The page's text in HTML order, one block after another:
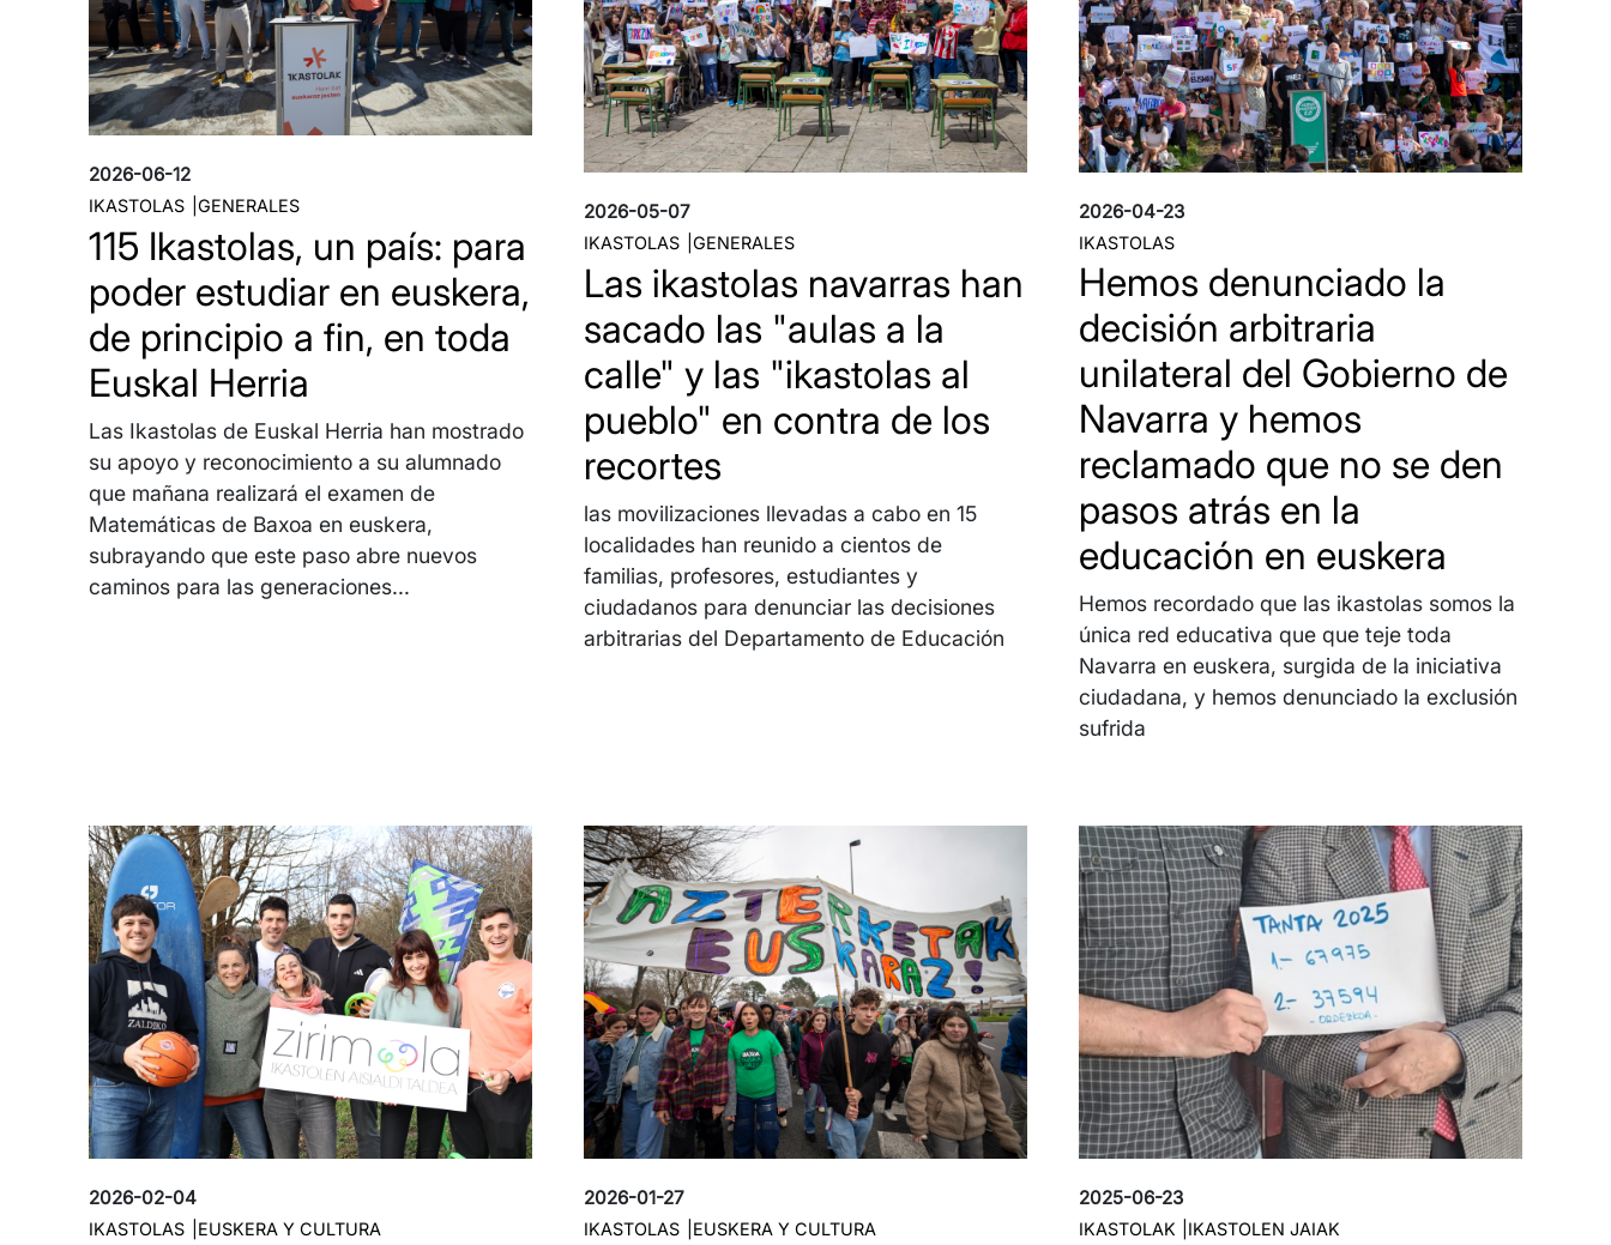
2026-06-12
IKASTOLAS GENERALES
115 Ikastolas, un país: para
poder estudiar en euskera,
de principio a fin, en toda
Euskal Herria
Las Ikastolas de Euskal Herria han mostrado
su apoyo y reconocimiento a su alumnado
que mañana realizará el examen de
Matemáticas de Baxoa en euskera,
subrayando que este paso abre nuevos
caminos para las generaciones...
2026-05-07
IKASTOLAS GENERALES
Las ikastolas navarras han
sacado las "aulas a la
calle" y las "ikastolas al
pueblo" en contra de los
recortes
las movilizaciones llevadas a cabo en 15
localidades han reunido a cientos de
familias, profesores, estudiantes y
ciudadanos para denunciar las decisiones
arbitrarias del Departamento de Educación
2026-04-23
IKASTOLAS
Hemos denunciado la
decisión arbitraria
unilateral del Gobierno de
Navarra y hemos
reclamado que no se den
pasos atrás en la
educación en euskera
Hemos recordado que las ikastolas somos la
única red educativa que que teje toda
Navarra en euskera, surgida de la iniciativa
ciudadana, y hemos denunciado la exclusión
sufrida
Irudia
2026-02-04
IKASTOLAS EUSKERA Y CULTURA
Irudia
2026-01-27
IKASTOLAS EUSKERA Y CULTURA
Irudia
2025-06-23
IKASTOLAK IKASTOLEN JAIAK